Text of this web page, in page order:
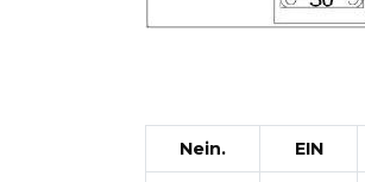
Nein. EIN